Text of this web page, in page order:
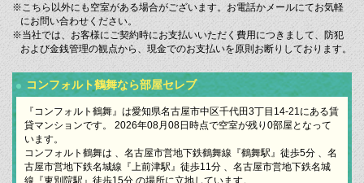
※こちら以外にも空室がある場合がございます。お電話かメールにてお気軽
にお問い合わせください。
※当社では、お客様にご契約時にお支払いいただく費用につきまして、防犯
および金銭管理の観点から、現金でのお支払いを原則お断りしております。
コンフォルト鶴舞なら部屋セレブ
『コンフォルト鶴舞』は愛知県名古屋市中区千代田3丁目14-21にある賃
貸マンションです。 2026年08月08日時点で空室が残り0部屋となって
います。
コンフォルト鶴舞は 、名古屋市営地下鉄鶴舞線『鶴舞駅』徒歩5分 、名
古屋市営地下鉄名城線『上前津駅』徒歩11分 、名古屋市営地下鉄名城
線『東別院駅』徒歩15分 の場所に立地しています。